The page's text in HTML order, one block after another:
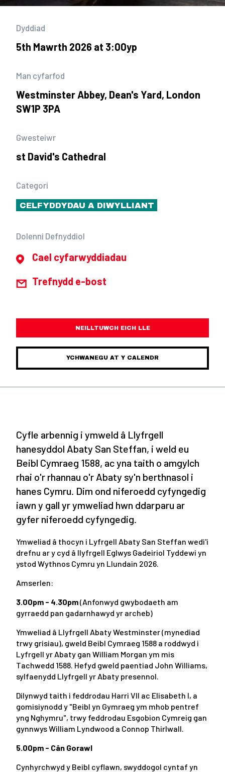
Dyddiad
5th Mawrth 2026 at 3:00yp
Man cyfarfod
Westminster Abbey, Dean's Yard, London
SW1P 3PA
Gwesteiwr
st David's Cathedral
Categori
CELFYDDYDAU A DIWYLLIANT
Dolenni Defnyddiol
Cael cyfarwyddiadau
Trefnydd e-bost
NEILLTUWCH EICH LLE
YCHWANEGU AT Y CALENDR
Cyfle arbennig i ymweld â Llyfrgell
hanesyddol Abaty San Steffan, i weld eu
Beibl Cymraeg 1588, ac yna taith o amgylch
rhai o'r rhannau o'r Abaty sy'n berthnasol i
hanes Cymru. Dim ond niferoedd cyfyngedig
iawn y gall yr ymweliad hwn ddarparu ar
gyfer niferoedd cyfyngedig.
Ymweliad â thocyn i Lyfrgell Abaty San Steffan wedi'i
drefnu ar y cyd â llyfrgell Eglwys Gadeiriol Tyddewi yn
ystod Wythnos Cymru yn Llundain 2026.
Amserlen:
3.00pm - 4.30pm(Anfonwyd gwybodaeth am
gyrraedd pan gadarnhawyd yr archeb)
Ymweliad â Llyfrgell Abaty Westminster (mynediad
trwy grisiau), gweld Beibl Cymraeg 1588 a roddwyd i
Lyfrgell yr Abaty gan William Morgan ym mis
Tachwedd 1588. Hefyd gweld paentiad John Williams,
sylfaenydd Llyfrgell yr Abaty presennol.
Dilynwyd taith i feddrodau Harri VII ac Elisabeth I, a
gomisiynodd y "Beibl yn Gymraeg ym mhob pentref
yng Nghymru", trwy feddrodau Esgobion Cymreig gan
gynnwys William Lyndwood a Connop Thirlwall.
5.00pm - Cân Gorawl
Cynhyrchwyd y Beibl cyflawn, swyddogol cyntaf yn